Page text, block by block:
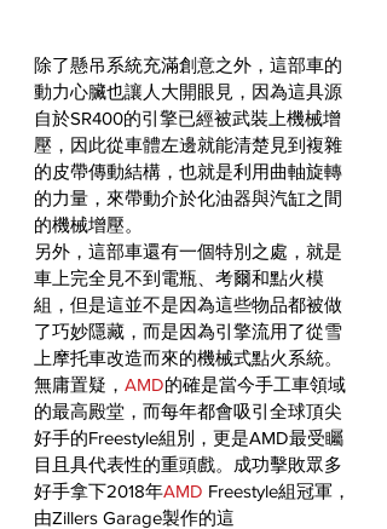
除了懸吊系統充滿創意之外，這部車的
動力心臟也讓人大開眼見，因為這具源
自於SR400的引擎已經被武裝上機械增
壓，因此從車體左邊就能清楚見到複雜
的皮帶傳動結構，也就是利用曲軸旋轉
的力量，來帶動介於化油器與汽缸之間
的機械增壓。
另外，這部車還有一個特別之處，就是
車上完全見不到電瓶、考爾和點火模
組，但是這並不是因為這些物品都被做
了巧妙隱藏，而是因為引擎流用了從雪
上摩托車改造而來的機械式點火系統。
無庸置疑， AMD的確是當今手工車領域
的最高殿堂，而每年都會吸引全球頂尖
好手的Freestyle組別，更是AMD最受矚
目且具代表性的重頭戲。成功擊敗眾多
好手拿下2018年AMD Freestyle組冠軍，
由Zillers Garage製作的這